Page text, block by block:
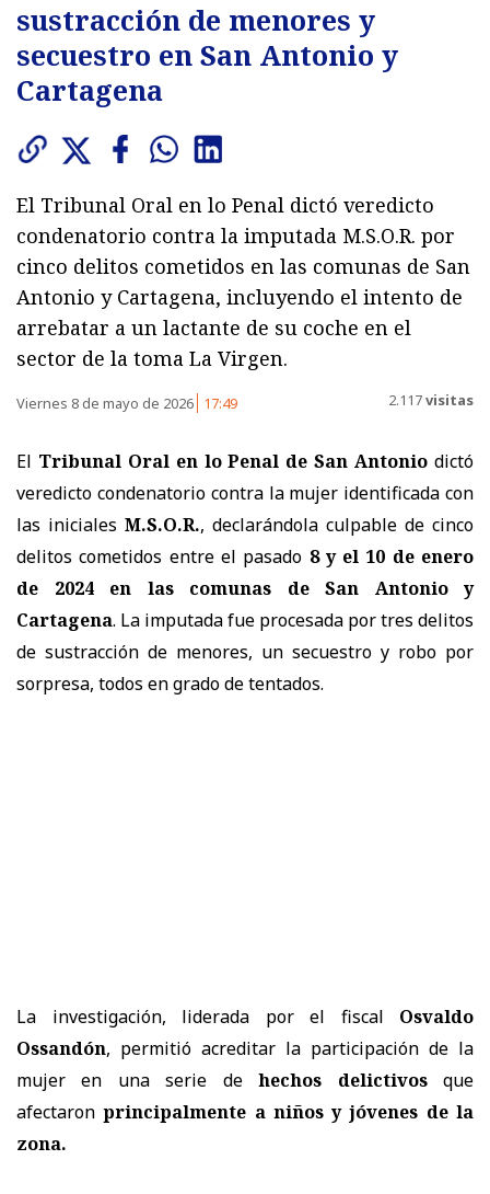
sustracción de menores y
secuestro en San Antonio y
Cartagena
El Tribunal Oral en lo Penal dictó veredicto
condenatorio contra la imputada M.S.O.R. por
cinco delitos cometidos en las comunas de San
Antonio y Cartagena, incluyendo el intento de
arrebatar a un lactante de su coche en el
sector de la toma La Virgen.
Viernes 8 de mayo de 2026 17:49 2.117visitas
El Tribunal Oral en lo Penal de San Antonio dictó
veredicto condenatorio contra la mujer identificada con
las iniciales M.S.O.R., declarándola culpable de cinco
delitos cometidos entre el pasado 8 y el 10 de enero
de 2024 en las comunas de San Antonio y
Cartagena. La imputada fue procesada por tres delitos
de sustracción de menores, un secuestro y robo por
sorpresa, todos en grado de tentados.
La investigación, liderada por el fiscal Osvaldo
Ossandón, permitió acreditar la participación de la
mujer en una serie dehechos delictivosque
afectaronprincipalmente a niños y jóvenes de la
zona.